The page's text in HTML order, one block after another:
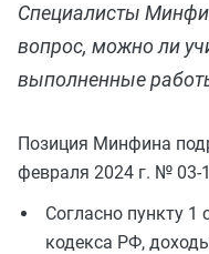
Специалисты
вопрос, можно ли
выполненные
Позиция Минфина
февраля 2024 г. № 03-
Согласно пункту 1
кодекса РФ,